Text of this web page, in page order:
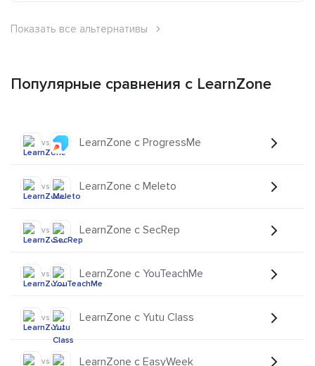
Показать все альтернативы
Популярные сравнения с LearnZone
vs LearnZone с ProgressMe
vs LearnZone с Meleto
vs LearnZone с SecRep
vs LearnZone с YouTeachMe
vs LearnZone с Yutu Class
vs LearnZone с EasyWeek